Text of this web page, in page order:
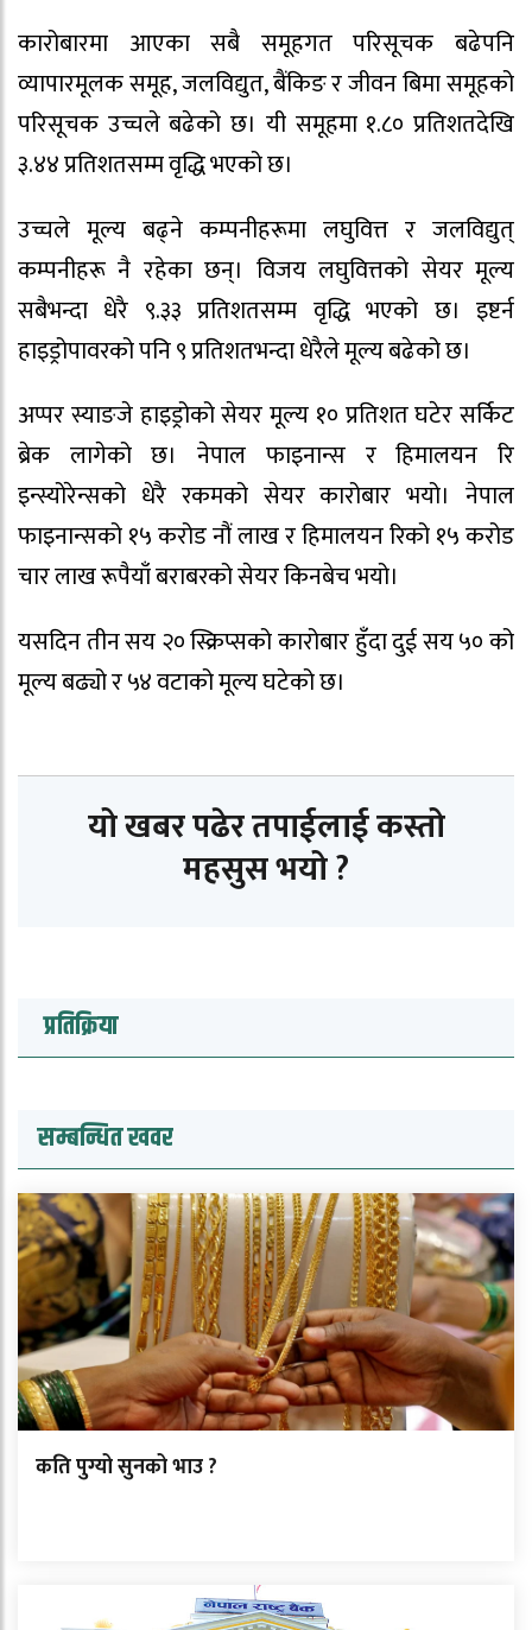
कारोबारमा आएका सबै समूहगत परिसूचक बढेपनि
व्यापारमूलक समूह, जलविद्युत, बैंकिङ र जीवन बिमा समूहको
परिसूचक उच्चले बढेको छ। यी समूहमा १.८० प्रतिशतदेखि
३.४४ प्रतिशतसम्म वृद्धि भएको छ।
उच्चले मूल्य बढ्ने कम्पनीहरूमा लघुवित्त र जलविद्युत्
कम्पनीहरू नै रहेका छन्। विजय लघुवित्तको सेयर मूल्य
सबैभन्दा धेरै ९.३३ प्रतिशतसम्म वृद्धि भएको छ। इष्टर्न
हाइड्रोपावरको पनि ९ प्रतिशतभन्दा धेरैले मूल्य बढेको छ।
अप्पर स्याङजे हाइड्रोको सेयर मूल्य १० प्रतिशत घटेर सर्किट
ब्रेक लागेको छ। नेपाल फाइनान्स र हिमालयन रि
इन्स्योरेन्सको धेरै रकमको सेयर कारोबार भयो। नेपाल
फाइनान्सको १५ करोड नौं लाख र हिमालयन रिको १५ करोड
चार लाख रूपैयाँ बराबरको सेयर किनबेच भयो।
यसदिन तीन सय २० स्क्रिप्सको कारोबार हुँदा दुई सय ५० को
मूल्य बढ्यो र ५४ वटाको मूल्य घटेको छ।
यो खबर पढेर तपाईलाई कस्तो
महसुस भयो ?
प्रतिक्रिया
सम्बन्धित खवर
कति पुग्यो सुनको भाउ ?